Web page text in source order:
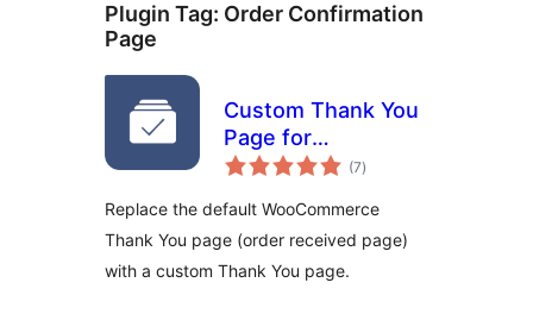
Plugin Tag: Order Confirmation
Page
Custom Thank You
Page for
WooCommerce
(7total
ratings
)
Replace the default WooCommerce
Thank You page (order received page)
with a custom Thank You page.